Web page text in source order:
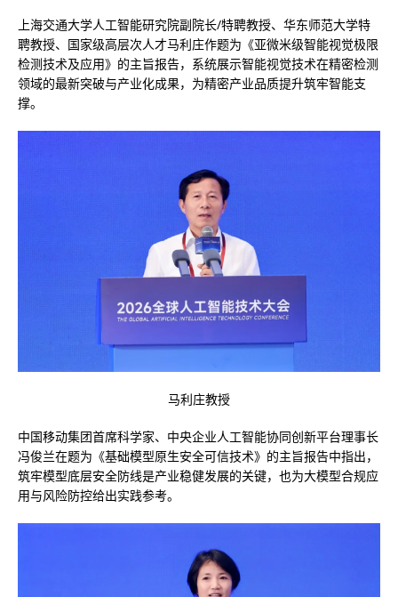
上海交通大学人工智能研究院副院长/特聘教授、华东师范大学特
聘教授、国家级高层次人才马利庄作题为《亚微米级智能视觉极限
检测技术及应用》的主旨报告，系统展示智能视觉技术在精密检测
领域的最新突破与产业化成果，为精密产业品质提升筑牢智能支
撑。
马利庄教授
中国移动集团首席科学家、中央企业人工智能协同创新平台理事长
冯俊兰在题为《基础模型原生安全可信技术》的主旨报告中指出，
筑牢模型底层安全防线是产业稳健发展的关键，也为大模型合规应
用与风险防控给出实践参考。